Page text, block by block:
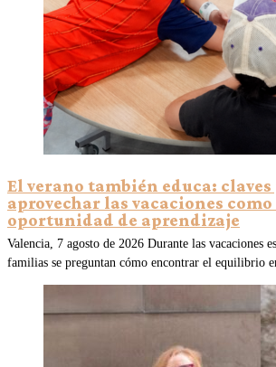
El verano también educa: claves
aprovechar las vacaciones
oportunidad de aprendizaje
Valencia, 7 agosto de 2026 Durante las vacaciones
familias se preguntan cómo encontrar el equilibrio